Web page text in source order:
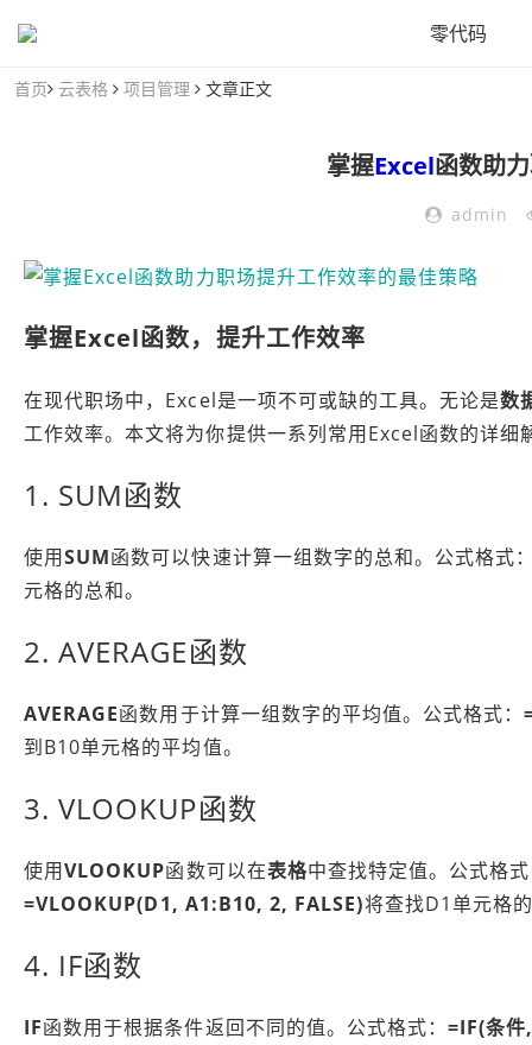
零代码
首页 云表格 项目管理 文章正文
掌握Excel函数助
admin
掌握Excel函数，提升工作效率
在现代职场中，Excel是一项不可或缺的工具。无论是数
工作效率。本文将为你提供一系列常用Excel函数的详
1. SUM函数
使用SUM函数可以快速计算一组数字的总和。公式格式
元格的总和。
2. AVERAGE函数
AVERAGE函数用于计算一组数字的平均值。公式格式：
到B10单元格的平均值。
3. VLOOKUP函数
使用VLOOKUP函数可以在表格中查找特定值。公式格
=VLOOKUP(D1, A1:B10, 2, FALSE)将查找D1单元格
4. IF函数
IF函数用于根据条件返回不同的值。公式格式：=IF(条